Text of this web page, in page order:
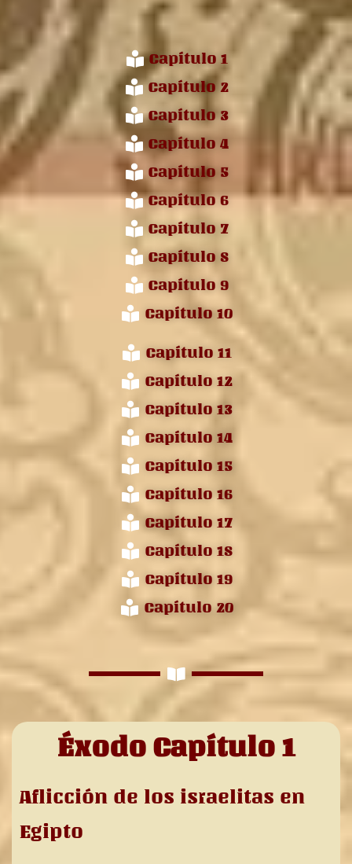
Capítulo 1
Capítulo 2
Capítulo 3
Capítulo 4
Capítulo 5
Capítulo 6
Capítulo 7
Capítulo 8
Capítulo 9
Capítulo 10
Capítulo 11
Capítulo 12
Capítulo 13
Capítulo 14
Capítulo 15
Capítulo 16
Capítulo 17
Capítulo 18
Capítulo 19
Capítulo 20
Éxodo Capítulo 1
Aflicción de los israelitas en
Egipto